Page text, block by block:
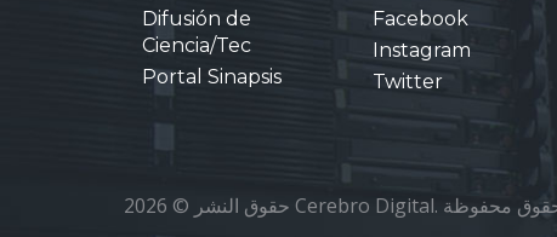
Difusión de
Ciencia/Tec
Portal Sinapsis
Facebook
Instagram
Twitter